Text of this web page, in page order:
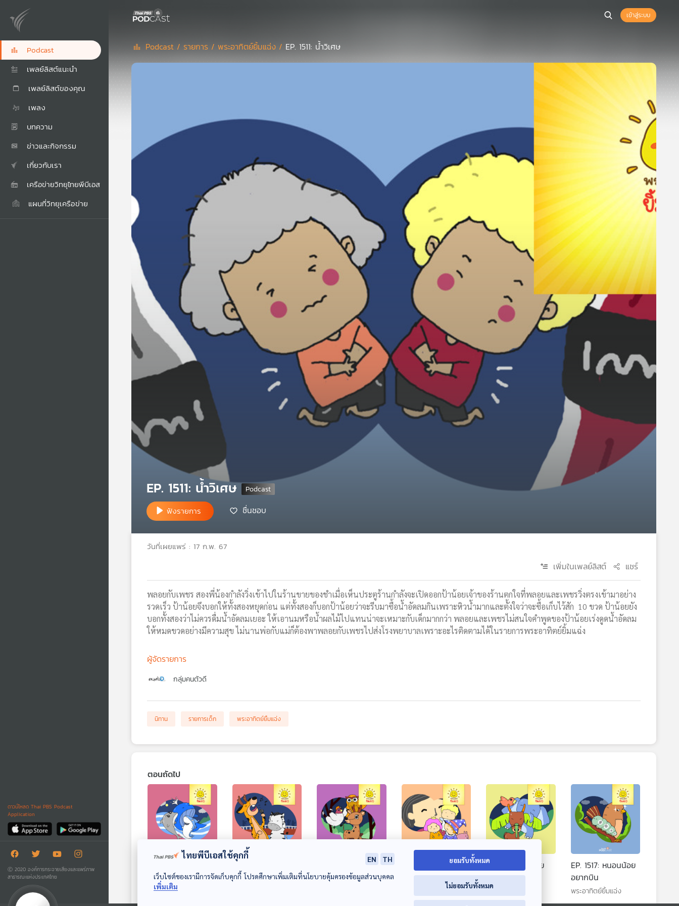
Podcast
เพลย์ลิสต์แนะนำ
เพลย์ลิสต์ของคุณ
เพลง
บทความ
ข่าวและกิจกรรม
เกี่ยวกับเรา
เครือข่ายวิทยุไทยพีบีเอส
แผนที่วิทยุเครือข่าย
ดาวน์โหลด Thai PBS Podcast
Application
Ⓒ 2020 องค์การกระจายเสียงและแพร่ภาพ
สาธารณะแห่งประเทศไทย
เข้าสู่ระบบ
Podcast / รายการ /พระอาทิตย์ยิ้มแฉ่ง / EP. 1511: น้ำวิเศษ
EP. 1511: น้ำวิเศษ
ฟังรายการ ชื่นชอบ
วันที่เผยแพร่ : 17 ก.พ. 67
เพิ่มในเพลย์ลิสต์ แชร์
พลอยกับเพชร สองพี่น้องกำลังวิ่งเข้าไปในร้านขายของชำเมื่อเห็นประตูร้านกำลังจะเปิดออกป้าน้อยเจ้าของร้านตกใจที่พลอยและเพชรวิ่งตรงเข้ามาอย่าง
รวดเร็ว ป้าน้อยจึงบอกให้ทั้งสองหยุดก่อน แต่ทั้งสองก็บอกป้าน้อยว่าจะรีบมาซื้อน้ำอัดลมกินเพราะหิวน้ำมากและตั้งใจว่าจะซื้อเก็บไว้สัก 10 ขวด ป้าน้อยยัง
บอกทั้งสองว่าไม่ควรดื่มน้ำอัดลมเยอะ ให้เอานมหรือน้ำผลไม้ไปแทนน่าจะเหมาะกับเด็กมากกว่า พลอยและเพชรไม่สนใจคำพูดของป้าน้อยเร่งดูดน้ำอัดลม
ให้หมดขวดอย่างมีความสุข ไม่นานพ่อกับแม่ก็ต้องพาพลอยกับเพชรไปส่งโรงพยาบาลเพราะอะไรติดตามได้ในรายการพระอาทิตย์ยิ้มแฉ่ง
ผู้จัดรายการ
กลุ่มคนตัวดี
นิทาน รายการเด็ก พระอาทิตย์ยิ้มแฉ่ง
ตอนถัดไป
ที่สุด
พระอาทิตย์ยิ้มแฉ่ง
EP. 1513: ฉันอยาก
เป็นนักร้อง
EP. 1514: อย่ากลัวไป
เลยนะ
EP. 1515: ตุ๊กตาของ
หนูนิด
พระอาทิตย์ยิ้มแฉ่ง
EP. 1516: เก้งน้อย
อยากเล่น
พระอาทิตย์ยิ้มแฉ่ง
EP. 1517: หนอนน้อย
อยากบิน
พระอาทิตย์ยิ้มแฉ่ง
ไทยพีบีเอสใช้คุกกี้ EN
TH
เว็บไซต์ของเรามีการจัดเก็บคุกกี้ โปรดศึกษาเพิ่มเติมที่นโยบายคุ้มครองข้อมูลส่วนบุคคล
เพิ่มเติม
ยอมรับทั้งหมด
ไม่ยอมรับทั้งหมด